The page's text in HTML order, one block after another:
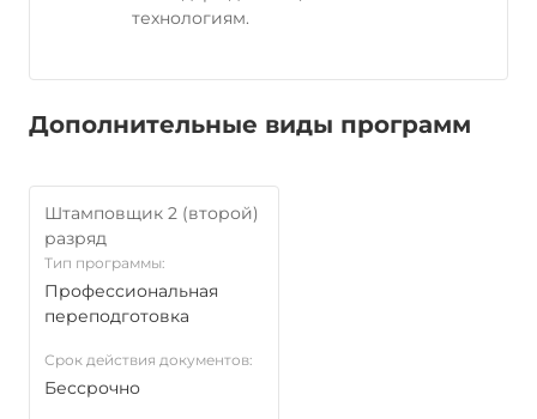
технологиям.
Дополнительные виды программ
Штамповщик 2 (второй)
разряд
Тип программы:
Профессиональная
переподготовка
Срок действия документов:
Бессрочно